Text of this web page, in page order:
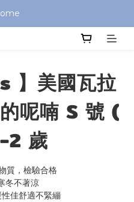
島區域，外島地區請洽客服)
島區域，外島地區請洽客服)
】美國瓦拉
呢喃 S 號 (
歲
質，檢驗合格
冬不著涼
佳舒適不緊繃